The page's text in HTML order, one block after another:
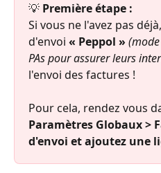
💡 Première étape :
Si vous ne l'avez pas
d'envoi « Peppol »
PAs pour assurer leurs
l'envoi des factures !
Pour cela, rendez vous
Paramètres Globaux >
d'envoi et ajoutez une